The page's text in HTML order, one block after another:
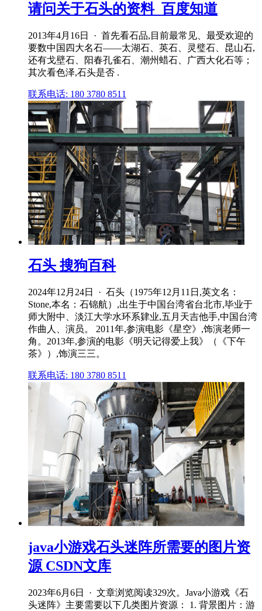
请问关于石头的资料_百度知道
2013年4月16日 · 首先看石品,目前最常见、最受欢迎的
要数中国四大名石——太湖石、英石、灵璧石、昆山石,
还有戈壁石、阳春孔雀石、潮州蜡石、广西大化石等；
其次看色泽,石头是否 .
联系电话: 180 3780 8511
石头 搜狗百科
2024年12月24日 · 石头（1975年12月11日,英文名：
Stone,本名：石锦航）,出生于中国台湾省台北市,毕业于
师大附中、淡江大学水环系肄业,五月天吉他手,中国台湾
作曲人、演员。 2011年,参演电影《星空》,饰演老师一
角。2013年,参演的电影《明天记得爱上我》（《下午
茶》）,饰演三三。
联系电话: 180 3780 8511
java小游戏石头迷阵所需要的图片资
源 CSDN文库
2023年6月6日 · 文章浏览阅读329次。Java小游戏《石
头迷阵》主要需要以下几类图片资源： 1. 背景图片：游